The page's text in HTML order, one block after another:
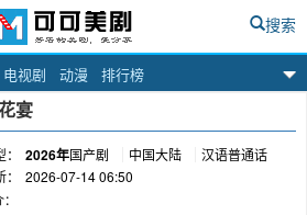
可可美剧网
电视剧 动漫 排行榜
搜索
宴
2026年国产剧 中国大陆
汉语普通话
2026-07-14 06:50